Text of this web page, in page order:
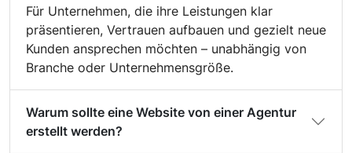
Für Unternehmen, die ihre Leistungen klar
präsentieren, Vertrauen aufbauen und gezielt neue
Kunden ansprechen möchten – unabhängig von
Branche oder Unternehmensgröße.
Warum sollte eine Website von einer Agentur
erstellt werden?